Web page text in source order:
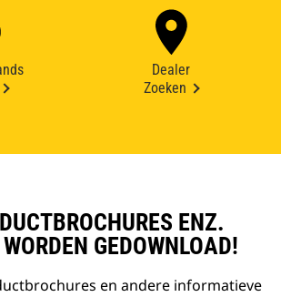
Dealer
Zoeken
ENZ.
GEDOWNLOAD!
en andere informatieve